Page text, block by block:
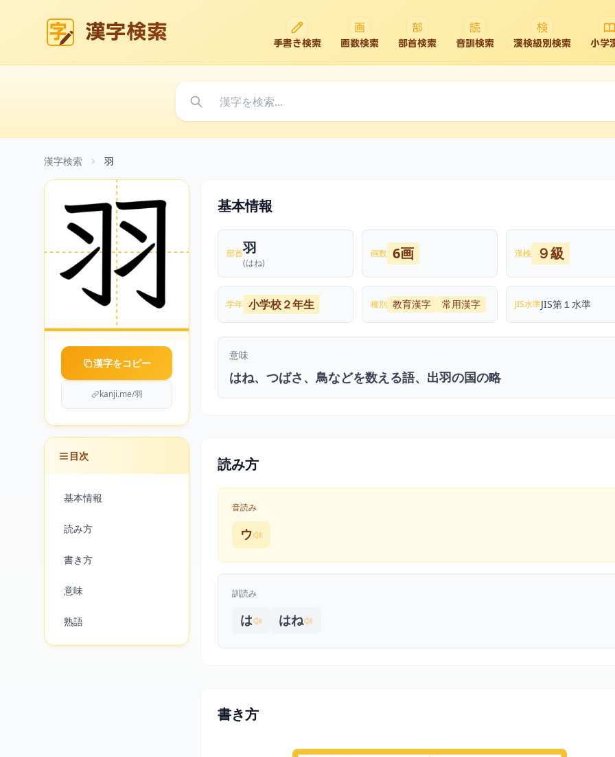
漢字検索 手書き検索 画数検索 部首検索 音訓検索 漢検級別検索 小学
漢字検索 羽
漢字をコピー
kanji.me/羽
目次
基本情報
読み方
書き方
意味
熟語
基本情報
部首羽
(はね)
画数 6画 漢検 ９級
学年 小学校２年生 種別 教育漢字 常用漢字 JIS水準JIS第１水準
意味
はね、つばさ、鳥などを数える語、出羽の国の略
読み方
音読み
ウ
訓読み
は はね
書き方